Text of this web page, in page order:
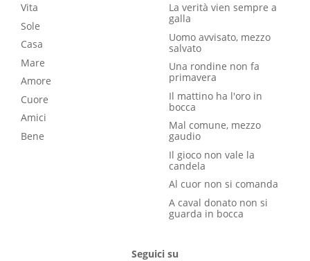
Vita
Sole
Casa
Mare
Amore
Cuore
Amici
Bene
La verità vien sempre a
galla
Uomo avvisato, mezzo
salvato
Una rondine non fa
primavera
Il mattino ha l'oro in
bocca
Mal comune, mezzo
gaudio
Il gioco non vale la
candela
Al cuor non si comanda
A caval donato non si
guarda in bocca
Seguici su